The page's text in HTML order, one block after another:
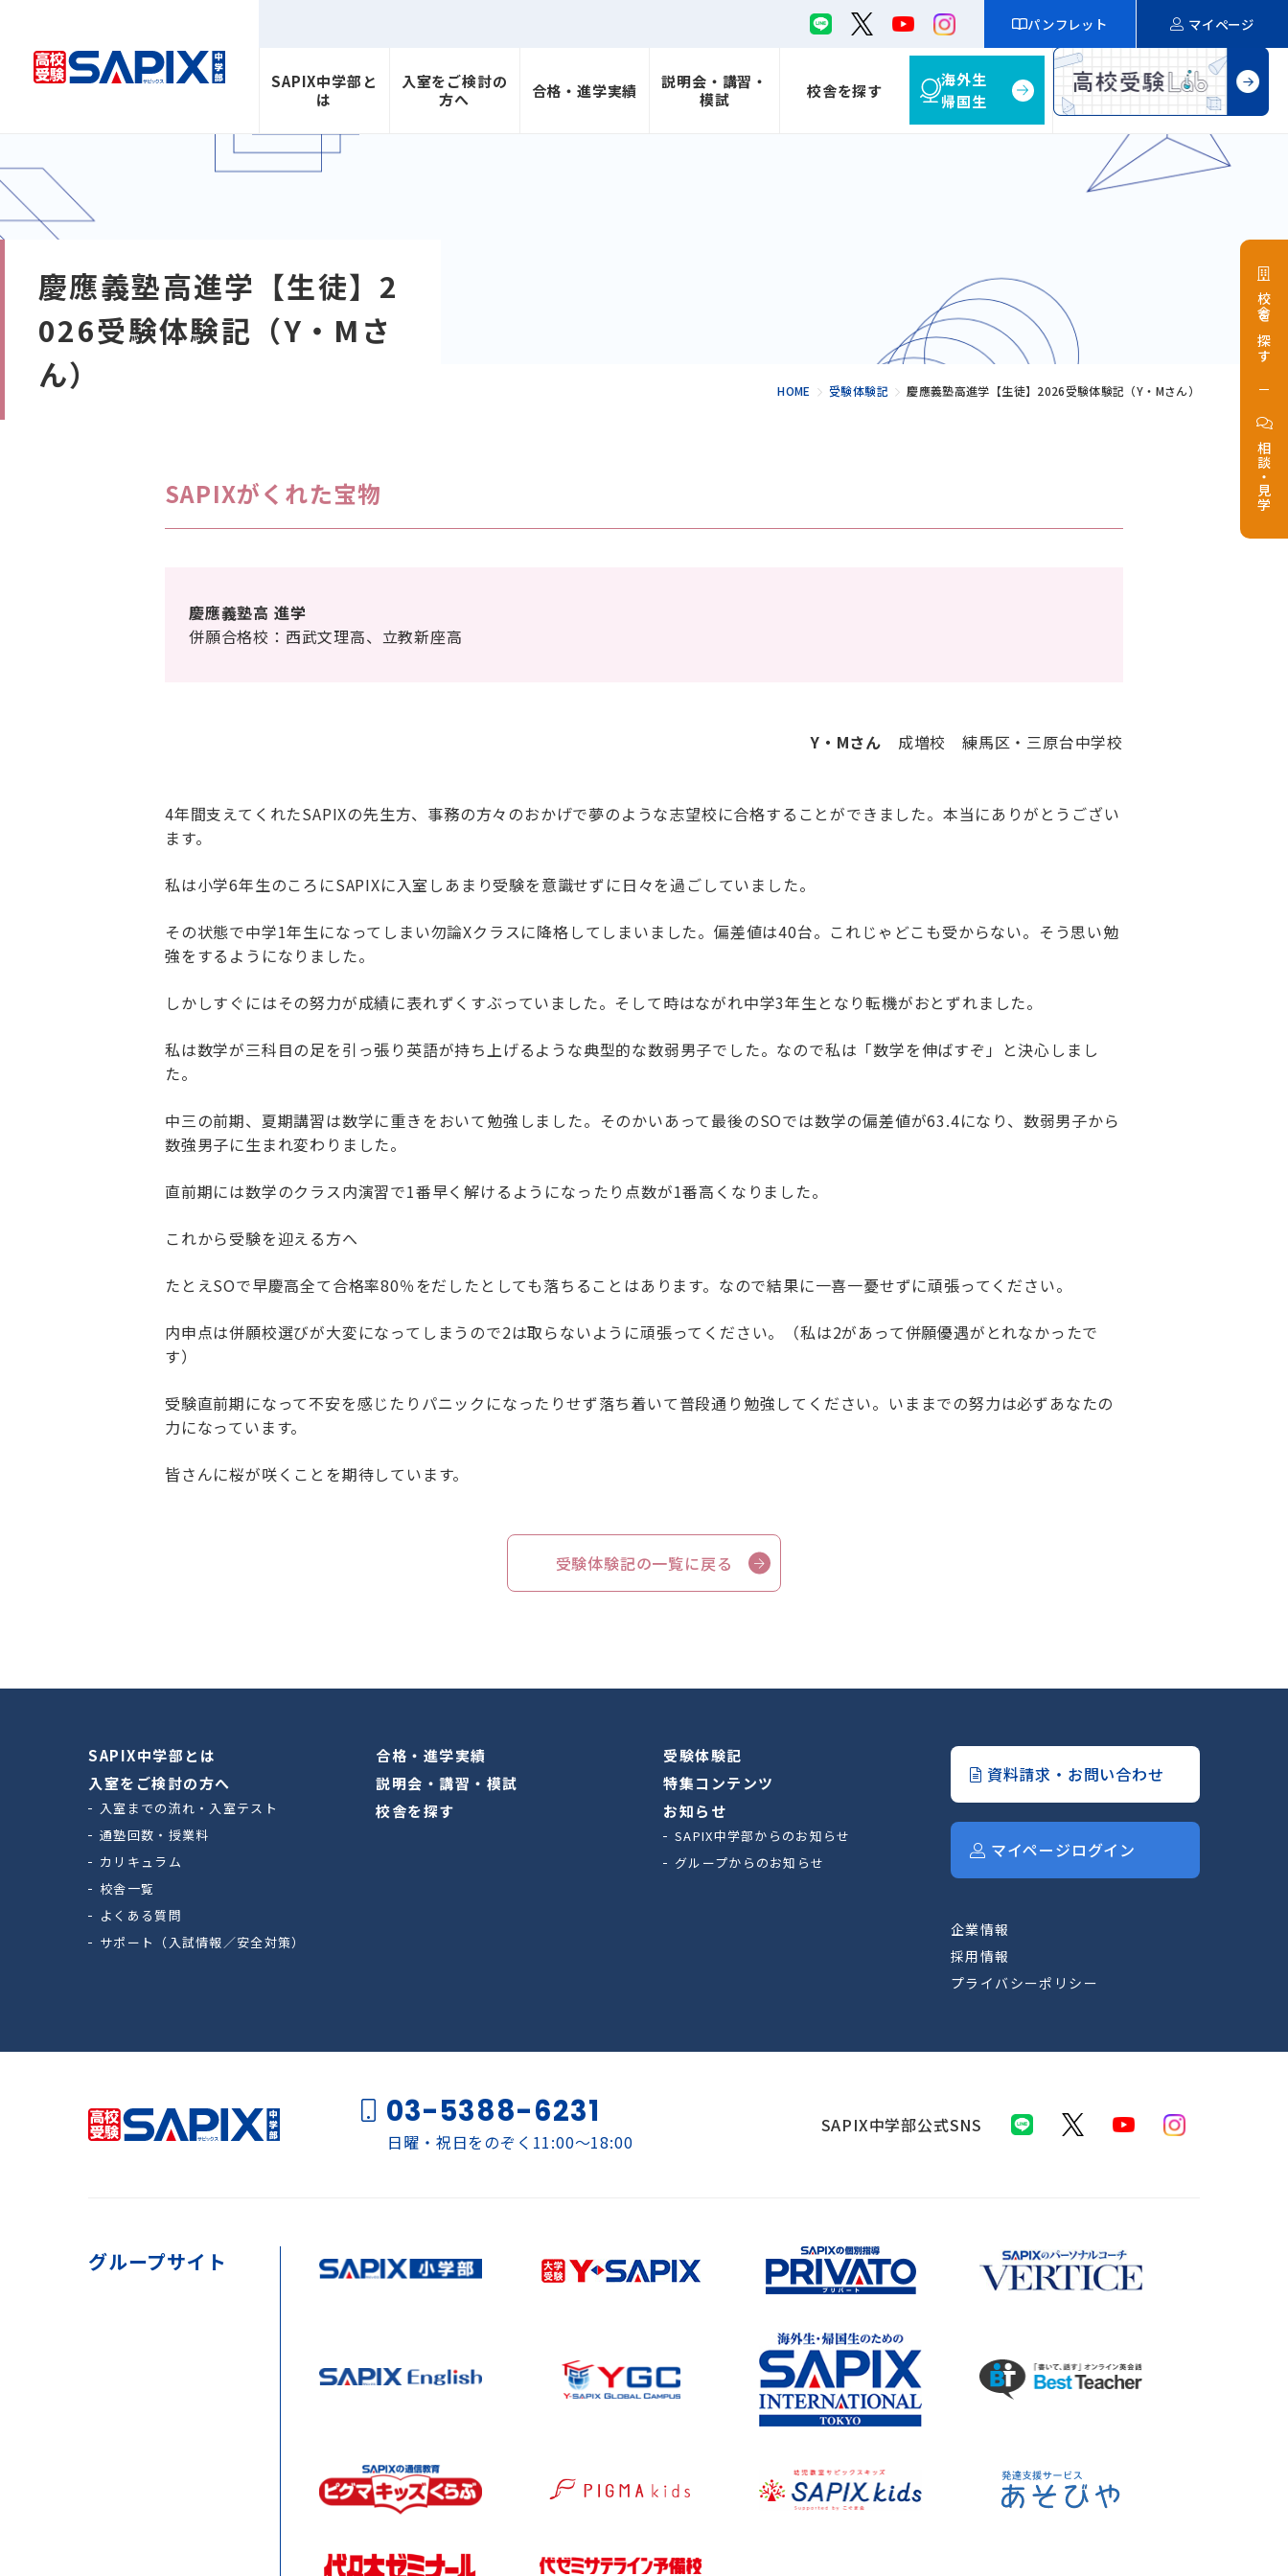
SAPIX中学部と
は
入室をご検討の
方へ
合格・進学実績
説明会・講習・
模試
校舎を探す
海外生
帰国生
パンフレット マイページ
慶應義塾高進学【生徒】2
026受験体験記（Y・Mさ
ん）
HOME 受験体験記 慶應義塾高進学【生徒】2026受験体験記（Y・Mさん）
SAPIXがくれた宝物
慶應義塾高 進学
併願合格校：西武文理高、立教新座高
Y・Mさん 成増校 練馬区・三原台中学校
4年間支えてくれたSAPIXの先生方、事務の方々のおかげで夢のような志望校に合格することができました。本当にありがとうござい
ます。
私は小学6年生のころにSAPIXに入室しあまり受験を意識せずに日々を過ごしていました。
その状態で中学1年生になってしまい勿論Xクラスに降格してしまいました。偏差値は40台。これじゃどこも受からない。そう思い勉
強をするようになりました。
しかしすぐにはその努力が成績に表れずくすぶっていました。そして時はながれ中学3年生となり転機がおとずれました。
私は数学が三科目の足を引っ張り英語が持ち上げるような典型的な数弱男子でした。なので私は「数学を伸ばすぞ」と決心しまし
た。
中三の前期、夏期講習は数学に重きをおいて勉強しました。そのかいあって最後のSOでは数学の偏差値が63.4になり、数弱男子から
数強男子に生まれ変わりました。
直前期には数学のクラス内演習で1番早く解けるようになったり点数が1番高くなりました。
これから受験を迎える方へ
たとえSOで早慶高全て合格率80％をだしたとしても落ちることはあります。なので結果に一喜一憂せずに頑張ってください。
内申点は併願校選びが大変になってしまうので2は取らないように頑張ってください。（私は2があって併願優遇がとれなかったで
す）
受験直前期になって不安を感じたりパニックになったりせず落ち着いて普段通り勉強してください。いままでの努力は必ずあなたの
力になっています。
皆さんに桜が咲くことを期待しています。
受験体験記の一覧に戻る
SAPIX中学部とは
入室をご検討の方へ
入室までの流れ・入室テスト
通塾回数・授業料
カリキュラム
校舎一覧
よくある質問
サポート（入試情報／安全対策）
合格・進学実績
説明会・講習・模試
校舎を探す
受験体験記
特集コンテンツ
お知らせ
SAPIX中学部からのお知らせ
グループからのお知らせ
資料請求・お問い合わせ
マイページログイン
企業情報
採用情報
プライバシーポリシー
03-5388-6231
日曜・祝日をのぞく11:00～18:00
SAPIX中学部公式SNS
グループサイト
校舎を探す
相談・見学